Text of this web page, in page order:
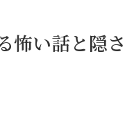
怖い話と隠さ